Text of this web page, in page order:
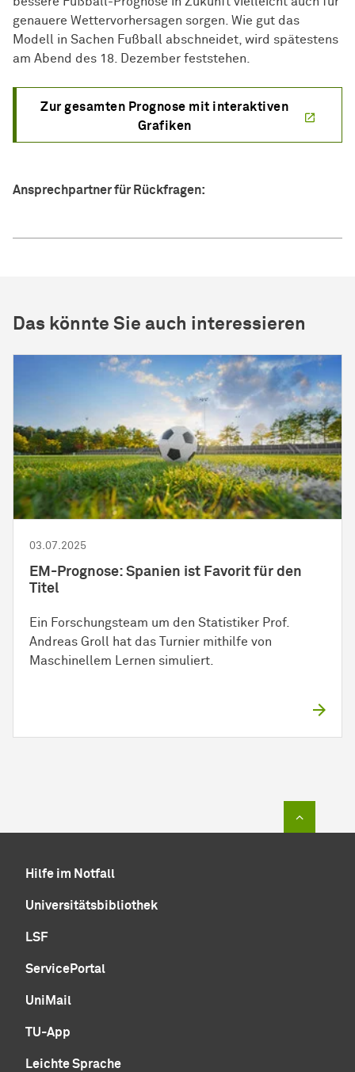
genauere Wettervorhersagen sorgen. Wie gut das
Modell in Sachen Fußball abschneidet, wird spätestens
am Abend des 18. Dezember feststehen.
Zur gesamten Prognose mit interaktiven
Grafiken
Ansprechpartner für Rückfragen:
Das könnte Sie auch interessieren
03.07.2025
EM-Prognose: Spanien ist Favorit für den
Titel
Ein Forschungsteam um den Statistiker Prof.
Andreas Groll hat das Turnier mithilfe von
Maschinellem Lernen simuliert.
Hilfe im Notfall
Universitätsbibliothek
LSF
ServicePortal
UniMail
TU-App
Leichte Sprache